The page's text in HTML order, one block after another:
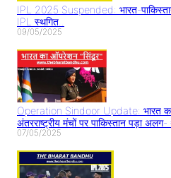
IPL 2025 Suspended: भारत-
IPL स्थगित..
09/05/2025
Operation Sindoor Update: भारत
अंतरराष्ट्रीय मंचों पर पाकिस्तान पड़ा
07/05/2025